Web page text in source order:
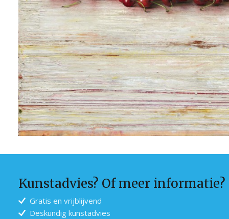
Kunstadvies? Of meer informatie?
Gratis en vrijblijvend
Deskundig kunstadvies